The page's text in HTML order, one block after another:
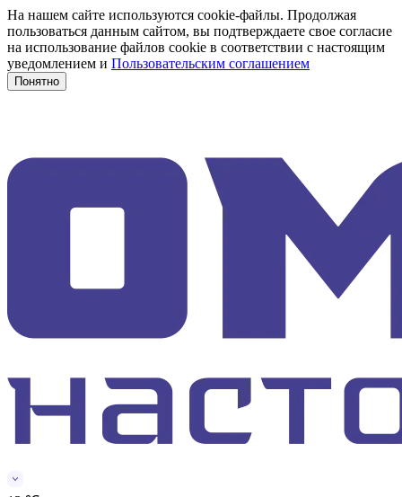
На нашем сайте используются cookie-файлы. Продолжая
пользоваться данным сайтом, вы подтверждаете свое согласие
на использование файлов cookie в соответствии с настоящим
уведомлением и Пользовательским соглашением
Понятно